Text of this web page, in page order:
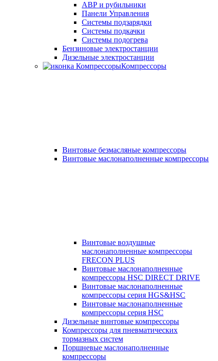
АВР и рубильники
Панели Управления
Системы подзарядки
Системы подкачки
Системы подогрева
Бензиновые электростанции
Дизельные электростанции
Компрессоры
Винтовые безмасляные компрессоры
Винтовые маслонаполненные компрессоры
Винтовые воздушные
маслонаполненные компрессоры
FRECON PLUS
Винтовые маслонаполненные
компрессоры HSC DIRECT DRIVE
Винтовые маслонаполненные
компрессоры серия HGS&HSC
Винтовые маслонаполненные
компрессоры серия HSC
Дизельные винтовые компрессоры
Компрессоры для пневматических
тормазных систем
Поршневые маслонаполненные
компрессоры